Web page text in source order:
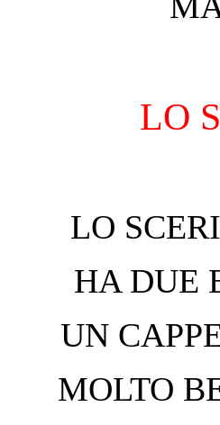
LO
LO
HA DUE
UN
MOLTO